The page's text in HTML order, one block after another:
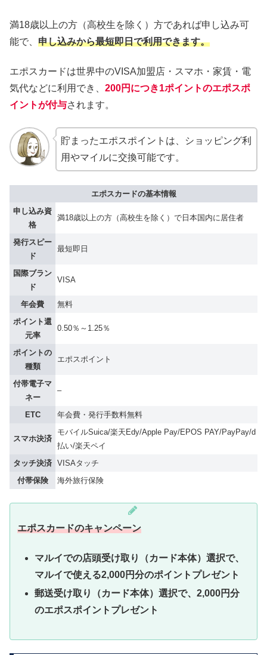
満18歳以上の方（高校生を除く）方であれば申し込み可
能で、 申し込みから最短即日で利用できます。
エポスカードは世界中のVISA加盟店・スマホ・家賃・電
気代などに利用でき、 200円につき1ポイントのエポスポ
イントが付与されます。
貯まったエポスポイントは、ショッピング利
用やマイルに交換可能です。
エポスカードの基本情報
申し込み資
格
満18歳以上の方（高校生を除く）で日本国内に居住者
発行スピー
ド
最短即日
国際ブラン
ド
VISA
年会費
無料
ポイント還
元率
0.50％～1.25％
ポイントの
種類
エポスポイント
付帯電子マ
ネー
–
ETC 年会費・発行手数料無料
スマホ決済
モバイルSuica/楽天Edy/Apple Pay/EPOS PAY/PayPay/d
払い/楽天ペイ
タッチ決済 VISAタッチ
付帯保険
海外旅行保険
エポスカードのキャンペーン
マルイでの店頭受け取り（カード本体）選択で、
マルイで使える2,000円分のポイントプレゼント
郵送受け取り（カード本体）選択で、2,000円分
のエポスポイントプレゼント